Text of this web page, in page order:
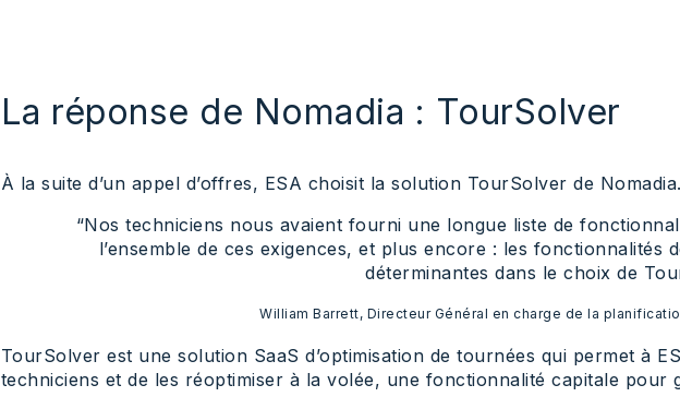
La réponse de Nomadia : TourSolver
À la suite d’un appel d’offres, ESA choisit la solution TourSolver de Nomadia.
“Nos techniciens nous avaient fourni une longue liste de
l’ensemble de ces exigences, et plus encore : les fonctionnalités
déterminantes dans le choix de
William Barrett, Directeur Général en charge de la
TourSolver est une solution SaaS d’optimisation de tournées qui permet à
techniciens et de les réoptimiser à la volée, une fonctionnalité capitale pour